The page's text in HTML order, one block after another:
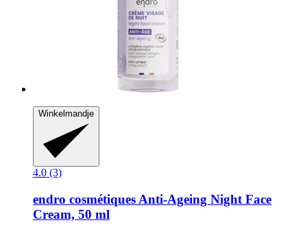
Winkelmandje
4.0 (3)
endro cosmétiques Anti-​Ageing Night Face
Cream, 50 ml